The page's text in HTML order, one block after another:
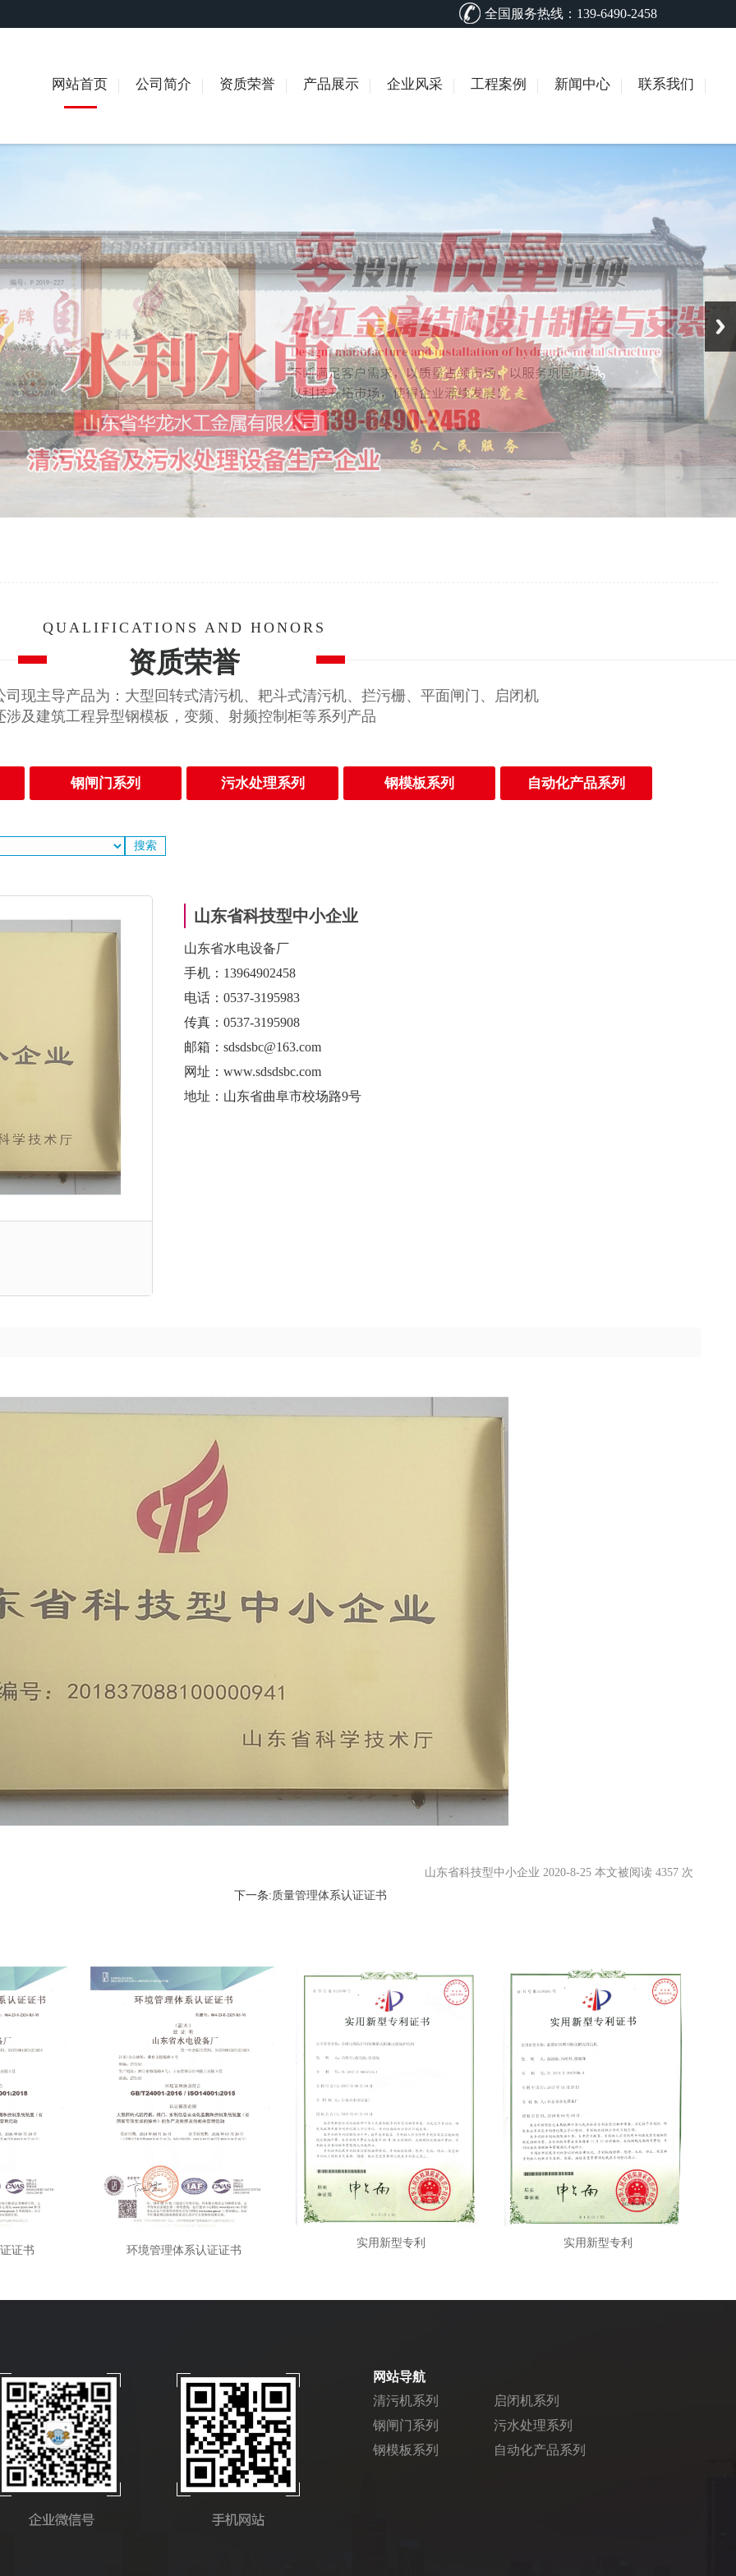
全国服务热线：139-6490-2458
网站首页 公司简介 资质荣誉 产品展示 企业风采 工程案例 新闻中心 联系我们
QUALIFICATIONS AND HONORS
资质荣誉
现主导产品为：大型回转式清污机、耙斗式清污机、拦污栅、平面闸门、启闭机
涉及建筑工程异型钢模板，变频、射频控制柜等系列产品
钢闸门系列 污水处理系列 钢模板系列 自动化产品系列
山东省科技型中小企业
山东省水电设备厂
手机：13964902458
电话：0537-3195983
传真：0537-3195908
邮箱：sdsdsbc@163.com
网址：www.sdsdsbc.com
地址：山东省曲阜市校场路9号
山东省科技型中小企业 2020-8-25 本文被阅读 4357 次
下一条: 质量管理体系认证证书
证书 环境管理体系认证证书
实用新型专利 实用新型专利
网站导航
清污机系列
启闭机系列
钢闸门系列
污水处理系列
钢模板系列
自动化产品系列